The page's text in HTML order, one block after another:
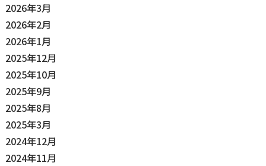
2026年3月
2026年2月
2026年1月
2025年12月
2025年10月
2025年9月
2025年8月
2025年3月
2024年12月
2024年11月